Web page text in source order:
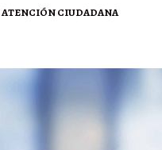
CIUDADANA